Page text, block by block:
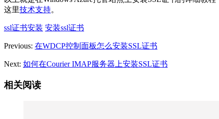
这里技术支持。
ssl证书安装 安装ssl证书
Previous: 在WDCP控制面板怎么安装SSL证书
Next: 如何在Courier IMAP服务器上安装SSL证书
相关阅读